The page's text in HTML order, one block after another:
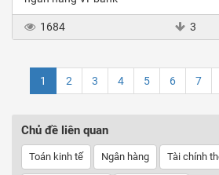
1684 3
1 2 3 4 5 6 7
Chủ đề liên quan
Toán kinh tế Ngân hàng Tài chính